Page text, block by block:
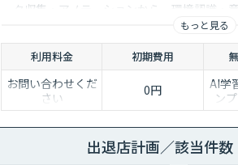
ータ収集・アノテーションから、環境認識
製データセットまで、フィジカルAI開発を加
ションを提供いたします。
もっと見る
利用料金 初期費用
お問い合わせくだ
さい
0円
AI学
ン
出退店計画／該当件